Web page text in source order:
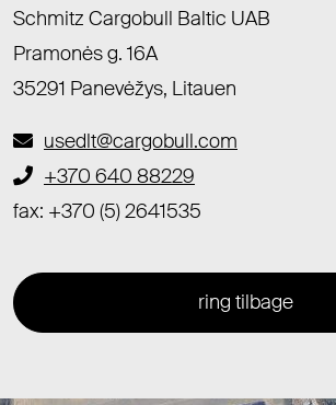
Schmitz Cargobull Baltic UAB
Pramonės g. 16A
35291 Panevėžys, Litauen
usedlt@cargobull.com
+370 640 88229
fax: +370 (5) 2641535
ring tilbage